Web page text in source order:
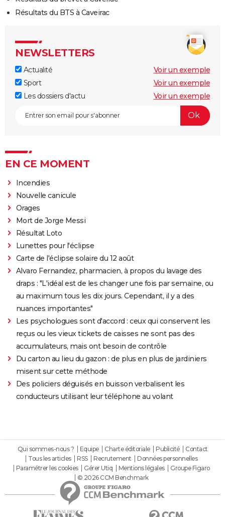
Résultats du BTS à Caveirac
NEWSLETTERS
Actualité
Voir un exemple
Sport
Voir un exemple
Les dossiers d'actu
Voir un exemple
EN CE MOMENT
Incendies
Nouvelle canicule
Orages
Mort de Jorge Messi
Résultat Loto
Lunettes pour l'éclipse
Carte de l'éclipse solaire du 12 août
Alvaro Fernandez, pharmacien, à propos du lavage des
draps : "L'idéal est de les changer une fois par semaine, ou
au maximum tous les dix jours. Cependant, il y a des
nuances importantes"
Les psychologues sont d'accord : ceux qui conservent les
reçus ou les vieux tickets de caisses ne sont pas des
accumulateurs, mais ont besoin de contrôle
Du carton au lieu du gazon : de plus en plus de jardiniers
misent sur cette méthode
Des policiers déguisés en buisson verbalisent les
conducteurs utilisant leur téléphone au volant
Qui sommes-nous ? Equipe Charte éditoriale Publicité
Contact
Tous les articles
RSS Recrutement
Données personnelles
Paramétrer les cookies
Gérer Utiq Mentions légales
Groupe Figaro
© 2026 CCM Benchmark